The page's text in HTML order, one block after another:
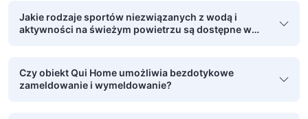
Jakie rodzaje sportów niezwiązanych z wodą i
aktywności na świeżym powietrzu są dostępne w
Czy obiekt Qui Home umożliwia bezdotykowe
zameldowanie i wymeldowanie?